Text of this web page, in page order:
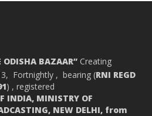
ODISHA BAZAAR” Creating
Fortnightly , bearing (RNI REGD
) , registered
INDIA, MINISTRY OF
NEW DELHI, from